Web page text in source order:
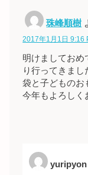
珠峰順樹
2017年1月1日 9:16
明けましておめ
り行ってきま
袋と子どものお
今年もよろしく
yuripyon